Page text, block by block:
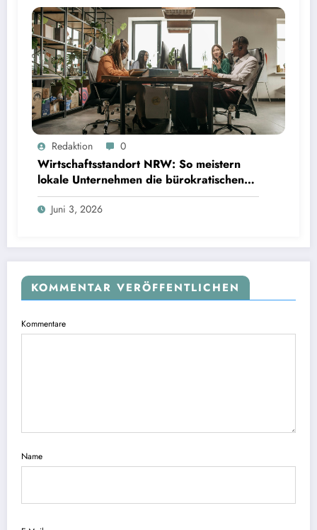
Redaktion 0
Wirtschaftsstandort NRW: So meistern
lokale Unternehmen die bürokratischen
Hürden
Juni 3, 2026
KOMMENTAR VERÖFFENTLICHEN
Kommentare
Name